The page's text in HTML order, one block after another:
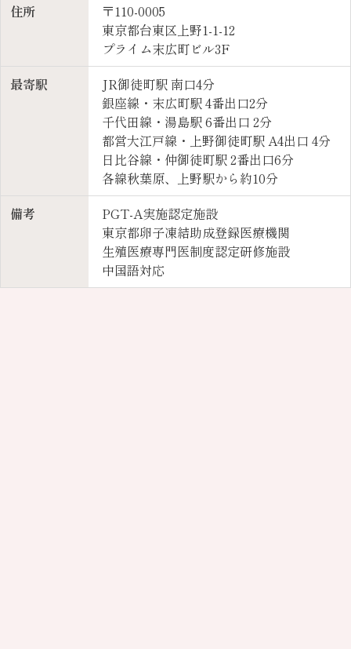
住所
〒110-0005
東京都台東区上野1-1-12
プライム末広町ビル3F
最寄駅
JR御徒町駅 南口4分
銀座線・末広町駅 4番出口2分
千代田線・湯島駅 6番出口 2分
都営大江戸線・上野御徒町駅 A4出口 4分
日比谷線・仲御徒町駅 2番出口6分
各線秋葉原、上野駅から約10分
備考
PGT-A実施認定施設
東京都卵子凍結助成登録医療機関
生殖医療専門医制度認定研修施設
中国語対応